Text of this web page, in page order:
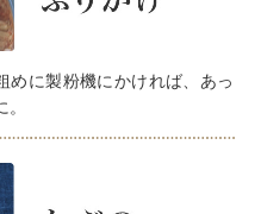
めに製粉機にかければ、あっ